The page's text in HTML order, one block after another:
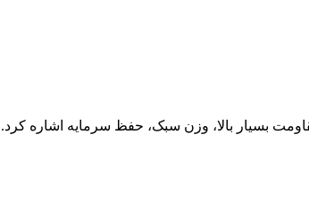
مقاومت بسیار بالا، وزن سبک، حفظ سرمایه اشاره کرد.